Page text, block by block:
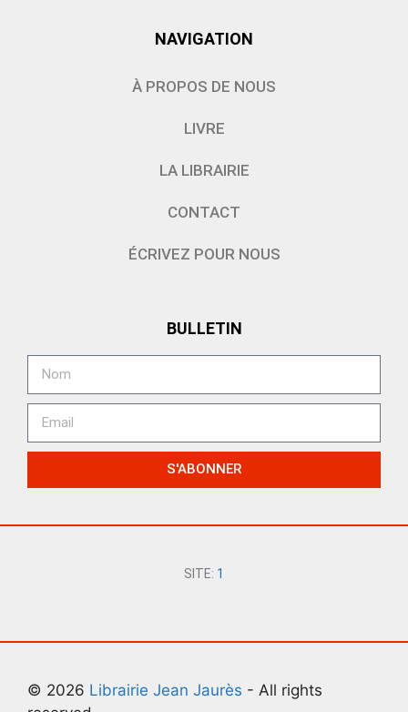
NAVIGATION
À PROPOS DE NOUS
LIVRE
LA LIBRAIRIE
CONTACT
ÉCRIVEZ POUR NOUS
BULLETIN
S'ABONNER
SITE: 1
© 2026 Librairie Jean Jaurès - All rights